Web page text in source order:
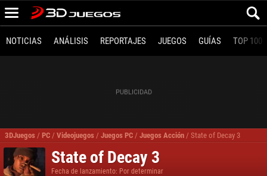
NOTICIAS ANÁLISIS REPORTAJES JUEGOS GUÍAS TOP 100
3DJuegos / PC / Videojuegos / Juegos PC / Juegos Acción / State of Decay 3
State of Decay 3
Fecha de lanzamiento: Por determinar